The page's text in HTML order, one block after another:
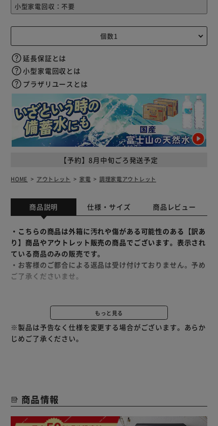
【予約】8月中旬ごろ発送予定
延長保証とは
小型家電回収とは
プラザリユースとは
HOME アウトレット 家電 調理家電アウトレット
商品説明 仕様・サイズ 商品レビュー
・こちらの商品は外箱に汚れや傷がある可能性のある【訳あ
り】商品やアウトレット販売の商品でございます。表示され
ている商品のみの販売です。
・お客様のご都合による返品は受け付けておりません。予め
ご了承くださいませ。
庫内広々約30Lのタンク式スチームオーブンです。
◆高温で均一に焼き上げる高温熱風仕上げ
コンベクション機能搭載で庫内を熱風が循環するから2段調
油で揚げず、余分な油も適度に落とすのでヘルシー。
［さらに！パンもふっくら］
もっと見る
※製品は予告なく仕様を変更する場合がございます。あらか
じめご了承ください。
商品情報